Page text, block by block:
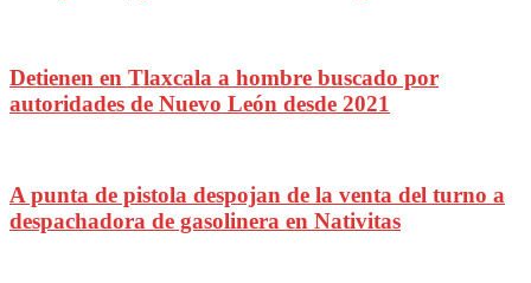
Detienen en Tlaxcala a hombre buscado por
autoridades de Nuevo León desde 2021
A punta de pistola despojan de la venta del turno a
despachadora de gasolinera en Nativitas